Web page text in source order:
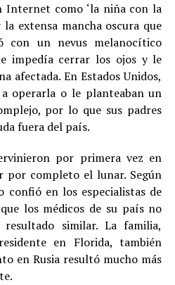
Internet como ‘la niña con la
la extensa mancha oscura que
con un nevus melanocítico
impedía cerrar los ojos y le
afectada. En Estados Unidos,
operarla o le planteaban un
por lo que sus padres
fuera del país.
por primera vez en
por completo el lunar. Según
confió en los especialistas de
los médicos de su país no
similar. La familia,
en Florida, también
en Rusia resultó mucho más